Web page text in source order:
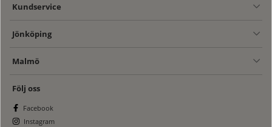
Kundservice
Jönköping
Malmö
Följ oss
Facebook
Instagram